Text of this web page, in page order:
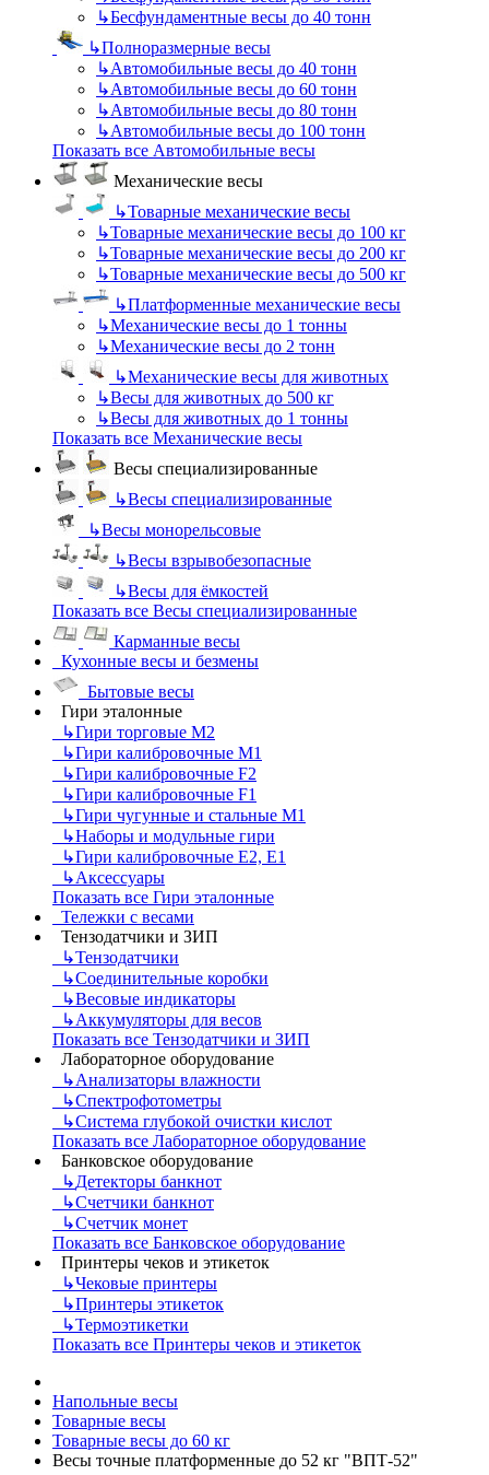
↳Бесфундаментные весы до 40 тонн
↳Полноразмерные весы
↳Автомобильные весы до 40 тонн
↳Автомобильные весы до 60 тонн
↳Автомобильные весы до 80 тонн
↳Автомобильные весы до 100 тонн
Показать все Автомобильные весы
Механические весы
↳Товарные механические весы
↳Товарные механические весы до 100 кг
↳Товарные механические весы до 200 кг
↳Товарные механические весы до 500 кг
↳Платформенные механические весы
↳Механические весы до 1 тонны
↳Механические весы до 2 тонн
↳Механические весы для животных
↳Весы для животных до 500 кг
↳Весы для животных до 1 тонны
Показать все Механические весы
Весы специализированные
↳Весы специализированные
↳Весы монорельсовые
↳Весы взрывобезопасные
↳Весы для ёмкостей
Показать все Весы специализированные
Карманные весы
Кухонные весы и безмены
Бытовые весы
Гири эталонные
↳Гири торговые М2
↳Гири калибровочные М1
↳Гири калибровочные F2
↳Гири калибровочные F1
↳Гири чугунные и стальные М1
↳Наборы и модульные гири
↳Гири калибровочные E2, Е1
↳Аксессуары
Показать все Гири эталонные
Тележки с весами
Тензодатчики и ЗИП
↳Тензодатчики
↳Соединительные коробки
↳Весовые индикаторы
↳Аккумуляторы для весов
Показать все Тензодатчики и ЗИП
Лабораторное оборудование
↳Анализаторы влажности
↳Спектрофотометры
↳Система глубокой очистки кислот
Показать все Лабораторное оборудование
Банковское оборудование
↳Детекторы банкнот
↳Счетчики банкнот
↳Счетчик монет
Показать все Банковское оборудование
Принтеры чеков и этикеток
↳Чековые принтеры
↳Принтеры этикеток
↳Термоэтикетки
Показать все Принтеры чеков и этикеток
Напольные весы
Товарные весы
Товарные весы до 60 кг
Весы точные платформенные до 52 кг "ВПТ-52"